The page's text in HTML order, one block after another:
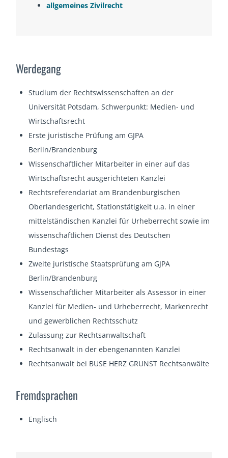
allgemeines Zivilrecht
Werdegang
Studium der Rechtswissenschaften an der
Universität Potsdam, Schwerpunkt: Medien- und
Wirtschaftsrecht
Erste juristische Prüfung am GJPA
Berlin/Brandenburg
Wissenschaftlicher Mitarbeiter in einer auf das
Wirtschaftsrecht ausgerichteten Kanzlei
Rechtsreferendariat am Brandenburgischen
Oberlandesgericht, Stationstätigkeit u.a. in einer
mittelständischen Kanzlei für Urheberrecht sowie im
wissenschaftlichen Dienst des Deutschen
Bundestags
Zweite juristische Staatsprüfung am GJPA
Berlin/Brandenburg
Wissenschaftlicher Mitarbeiter als Assessor in einer
Kanzlei für Medien- und Urheberrecht, Markenrecht
und gewerblichen Rechtsschutz
Zulassung zur Rechtsanwaltschaft
Rechtsanwalt in der ebengenannten Kanzlei
Rechtsanwalt bei BUSE HERZ GRUNST Rechtsanwälte
Fremdsprachen
Englisch